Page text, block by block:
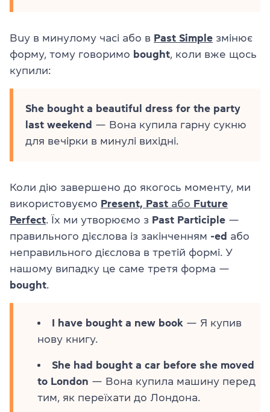
Buy в минулому часі або в Past Simple змінює
форму, тому говоримо bought , коли вже щось
купили:
She bought a beautiful dress for the party
last weekend — Вона купила гарну сукню
для вечірки в минулі вихідні.
Коли дію завершено до якогось моменту, ми
використовуємо Present, Past або Future
Perfect . Їх ми утворюємо з Past Participle —
правильного дієслова із закінченням -ed або
неправильного дієслова в третій формі. У
нашому випадку це саме третя форма —
bought
I have bought a new book — Я купив
нову книгу.
She had bought a car before she moved
to London — Вона купила машину перед
тим, як переїхати до Лондона.